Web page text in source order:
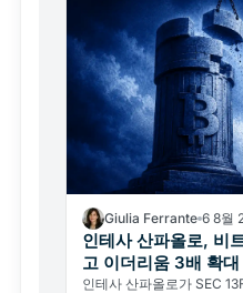
Giulia Ferrante 6 8월
인테사 산파올로, 비
고 이더리움 3배 확대
인테사 산파올로가 SEC